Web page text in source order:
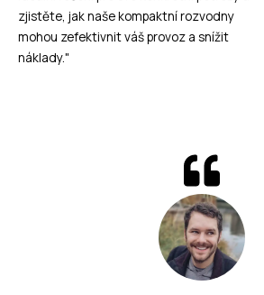
zjistěte, jak naše kompaktní rozvodny
mohou zefektivnit váš provoz a snížit
náklady."